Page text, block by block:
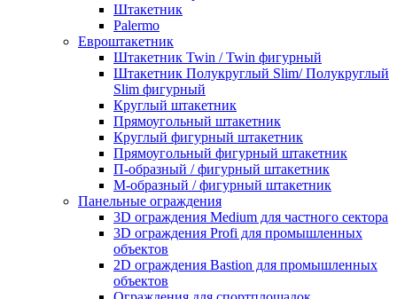
Штакетник
Palermo
Евроштакетник
Штакетник Twin / Twin фигурный
Штакетник Полукруглый Slim/ Полукруглый
Slim фигурный
Круглый штакетник
Прямоугольный штакетник
Круглый фигурный штакетник
Прямоугольный фигурный штакетник
П-образный / фигурный штакетник
М-образный / фигурный штакетник
Панельные ограждения
3D ограждения Medium для частного сектора
3D ограждения Profi для промышленных
объектов
2D ограждения Bastion для промышленных
объектов